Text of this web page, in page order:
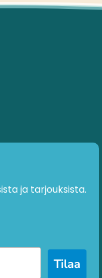
ja tarjouksista.
Tilaa